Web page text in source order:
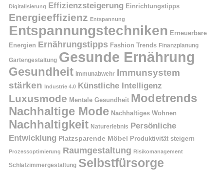
Digitalisierung Effizienzsteigerung Einrichtungstipps
Energieeffizienz Entspannung
Entspannungstechniken Erneuerbare
Energien Ernährungstipps Fashion Trends Finanzplanung
Gartengestaltung Gesunde Ernährung
Gesundheit Immunabwehr Immunsystem
stärken
Industrie 4.0 Künstliche Intelligenz
Luxusmode Mentale Gesundheit Modetrends
Nachhaltige Mode Nachhaltiges Wohnen
Nachhaltigkeit Naturerlebnis Persönliche
Entwicklung Platzsparende Möbel Produktivität steigern
Prozessoptimierung Raumgestaltung Risikomanagement
Schlafzimmergestaltung Selbstfürsorge